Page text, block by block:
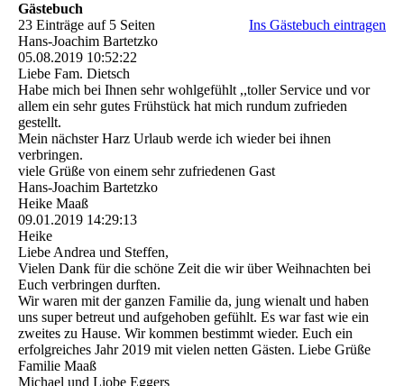
Gästebuch
23 Einträge auf 5 Seiten
Ins Gästebuch eintragen
Hans-Joachim Bartetzko
05.08.2019 10:52:22
Liebe Fam. Dietsch
Habe mich bei Ihnen sehr wohlgefühlt ,,toller Service und vor
allem ein sehr gutes Frühstück hat mich rundum zufrieden
gestellt.
Mein nächster Harz Urlaub werde ich wieder bei ihnen
verbringen.
viele Grüße von einem sehr zufriedenen Gast
Hans-Joachim Bartetzko
Heike Maaß
09.01.2019 14:29:13
Heike
Liebe Andrea und Steffen,
Vielen Dank für die schöne Zeit die wir über Weihnachten bei
Euch verbringen durften.
Wir waren mit der ganzen Familie da, jung wienalt und haben
uns super betreut und aufgehoben gefühlt. Es war fast wie ein
zweites zu Hause. Wir kommen bestimmt wieder. Euch ein
erfolgreiches Jahr 2019 mit vielen netten Gästen. Liebe Grüße
Familie Maaß
Michael und Liobe Eggers